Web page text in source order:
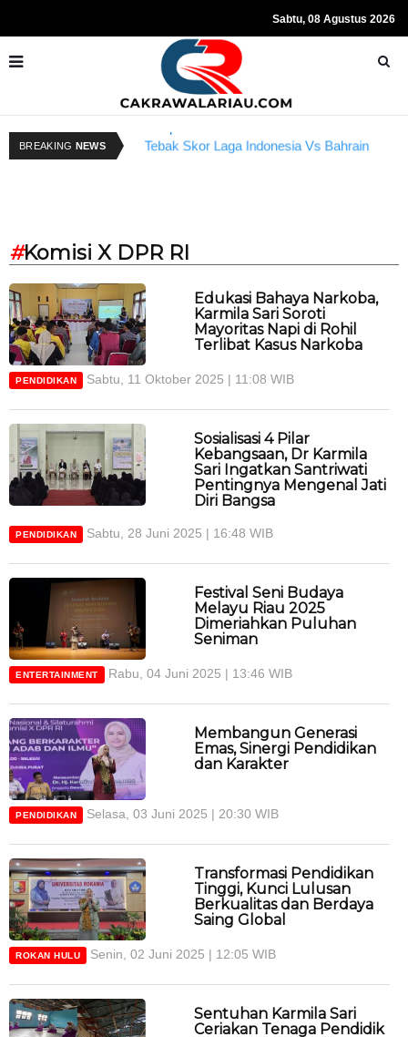
Sabtu, 08 Agustus 2026
BREAKING NEWS Tebak Skor Laga Indonesia Vs Bahrain
Resmi Ditahan KPK, Hasto Kristiyanto
#Komisi X DPR RI
Edukasi Bahaya Narkoba,
Karmila Sari Soroti
Mayoritas Napi di Rohil
Terlibat Kasus Narkoba
PENDIDIKAN Sabtu, 11 Oktober 2025 | 11:08 WIB
Sosialisasi 4 Pilar
Kebangsaan, Dr Karmila
Sari Ingatkan Santriwati
Pentingnya Mengenal Jati
Diri Bangsa
PENDIDIKAN Sabtu, 28 Juni 2025 | 16:48 WIB
Festival Seni Budaya
Melayu Riau 2025
Dimeriahkan Puluhan
Seniman
ENTERTAINMENT Rabu, 04 Juni 2025 | 13:46 WIB
Membangun Generasi
Emas, Sinergi Pendidikan
dan Karakter
PENDIDIKAN Selasa, 03 Juni 2025 | 20:30 WIB
Transformasi Pendidikan
Tinggi, Kunci Lulusan
Berkualitas dan Berdaya
Saing Global
ROKAN HULU Senin, 02 Juni 2025 | 12:05 WIB
Sentuhan Karmila Sari
Ceriakan Tenaga Pendidik